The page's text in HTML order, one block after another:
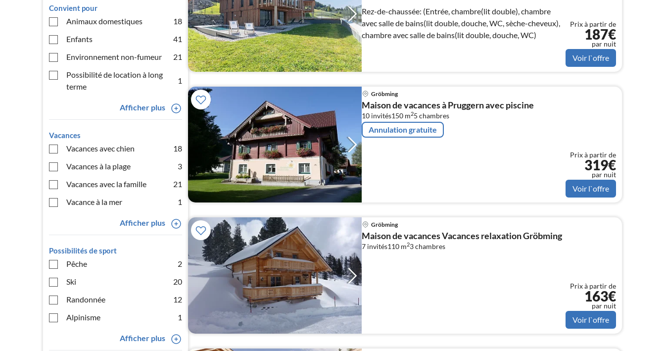
Convient pour
Animaux domestiques
18
Enfants
41
Environnement non-fumeur
21
Possibilité de location à long
terme
1
Afficher plus
Vacances
Vacances avec chien
18
Vacances à la plage
3
Vacances avec la famille
21
Vacance à la mer
1
Afficher plus
Possibilités de sport
Pêche
2
Ski
20
Randonnée
12
Alpinisme
1
Afficher plus
Rez-de-chaussée: (Entrée, chambre(lit double), chambre
avec salle de bains(lit double, douche, WC, sèche-cheveux),
chambre avec salle de bains(lit double, douche, WC)
Prix à partir de
187€
par nuit
Voir l`offre
Gröbming
Maison de vacances à Pruggern avec piscine
10 invités150 m25 chambres
Annulation gratuite
Prix à partir de
319€
par nuit
Voir l`offre
Gröbming
Maison de vacances Vacances relaxation Gröbming
7 invités110 m23chambres
Prix à partir de
163€
par nuit
Voir l`offre